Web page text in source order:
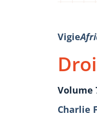
Vigie
Volume
Charlie